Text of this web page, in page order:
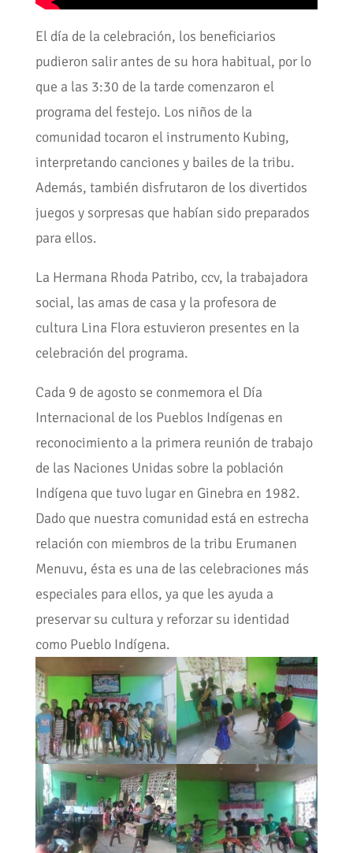
El día de la celebración, los beneficiarios
pudieron salir antes de su hora habitual, por lo
que a las 3:30 de la tarde comenzaron el
programa del festejo. Los niños de la
comunidad tocaron el instrumento Kubing,
interpretando canciones y bailes de la tribu.
Además, también disfrutaron de los divertidos
juegos y sorpresas que habían sido preparados
para ellos.
La Hermana Rhoda Patribo, ccv, la trabajadora
social, las amas de casa y la profesora de
cultura Lina Flora estuvieron presentes en la
celebración del programa.
Cada 9 de agosto se conmemora el Día
Internacional de los Pueblos Indígenas en
reconocimiento a la primera reunión de trabajo
de las Naciones Unidas sobre la población
Indígena que tuvo lugar en Ginebra en 1982.
Dado que nuestra comunidad está en estrecha
relación con miembros de la tribu Erumanen
Menuvu, ésta es una de las celebraciones más
especiales para ellos, ya que les ayuda a
preservar su cultura y reforzar su identidad
como Pueblo Indígena.